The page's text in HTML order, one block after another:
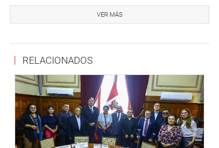
Parlamento y, a su vez, exhortó a seguir trabajando en
difundir su obra a todos los peruanos y el resto del
“Están siendo días muy intensos y emotivos. Hoy
celebración por el Día de la Cultura Afroperuana. Para
nosotros es un gran orgullo”, finalizó.
RECONOCIMIENTO A CELIA CRUZ
Seguidamente el titular del Parlamento otorgó también la
Medalla de Honor del Congreso de la República del Perú,
VER MÁS
RELACIONADOS